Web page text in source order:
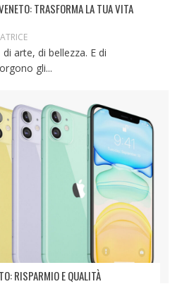
TRASFORMA LA TUA VITA
arte, di bellezza. E di
gli...
RISPARMIO E QUALITÀ